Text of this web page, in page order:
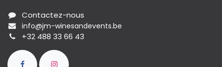
Contactez-nous
info@jm-winesandevents.be
+32 488 33 66 43